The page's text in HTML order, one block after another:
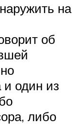
на
об
и один из
либо